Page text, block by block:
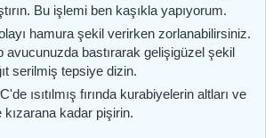
Bu işlemi ben kaşıkla yapıyorum.
hamura şekil verirken zorlanabilirsiniz.
avucunuzda bastırarak gelişigüzel şekil
serilmiş tepsiye dizin.
ısıtılmış fırında kurabiyelerin altları ve
kızarana kadar pişirin.